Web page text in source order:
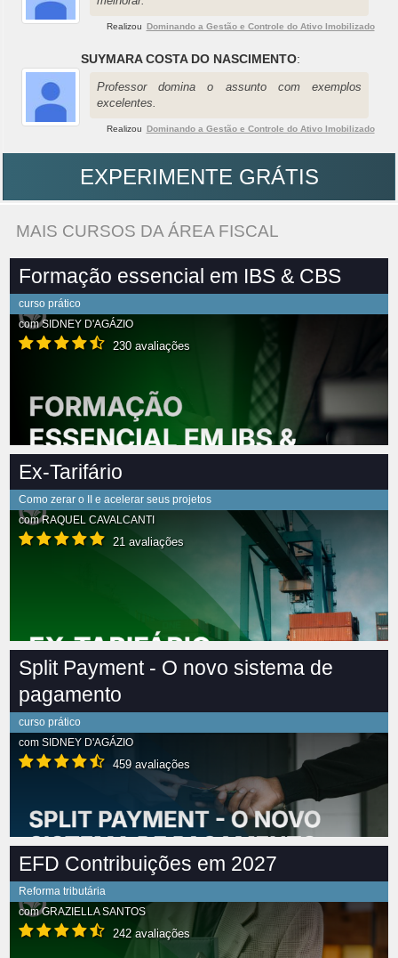
Realizou Dominando a Gestão e Controle do Ativo Imobilizado
SUYMARA COSTA DO NASCIMENTO:
Professor domina o assunto com exemplos
excelentes.
Realizou Dominando a Gestão e Controle do Ativo Imobilizado
EXPERIMENTE GRÁTIS
MAIS CURSOS DA ÁREA FISCAL
Formação essencial em IBS & CBS
curso prático
comSIDNEY D'AGÁZIO
230 avaliações
Ex-Tarifário
Como zerar o II e acelerar seus projetos
comRAQUEL CAVALCANTI
21 avaliações
Split Payment - O novo sistema de
pagamento
curso prático
com SIDNEY D'AGÁZIO
459 avaliações
EFD Contribuições em 2027
Reforma tributária
comGRAZIELLA SANTOS
242 avaliações